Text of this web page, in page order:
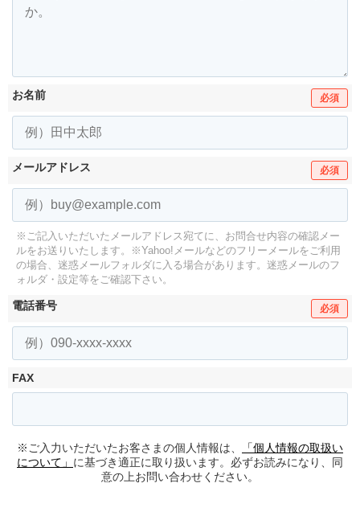
お名前 必須
メールアドレス 必須
※ご記入いただいたメールアドレス宛てに、お問合せ内容の確認メー
ルをお送りいたします。
※Yahoo!メールなどのフリーメールをご利用
の場合、迷惑メールフォルダに入る場合があります。 迷惑メールのフ
ォルダ・設定等をご確認下さい。
電話番号 必須
FAX
※ご入力いただいたお客さまの個人情報は、
「個人情報の取扱い
について」 に基づき適正に取り扱います。必ずお読みになり、同
意の上お問い合わせください。